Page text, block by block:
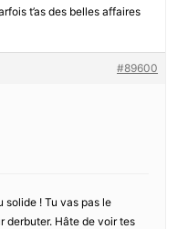
t’as des belles affaires
#89600
solide ! Tu vas pas le
derbuter. Hâte de voir tes